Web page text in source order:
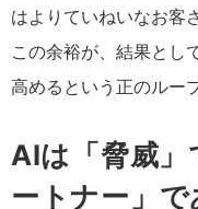
はよりていねいなお客
この余裕が、結果とし
高めるという正のルー
AIは「脅威
ートナー」で